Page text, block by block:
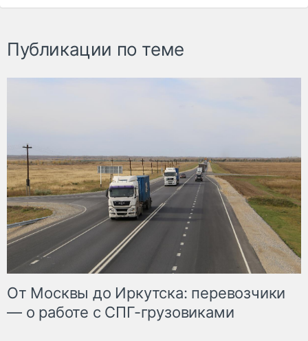
Публикации по теме
От Москвы до Иркутска: перевозчики
— о работе с СПГ-грузовиками